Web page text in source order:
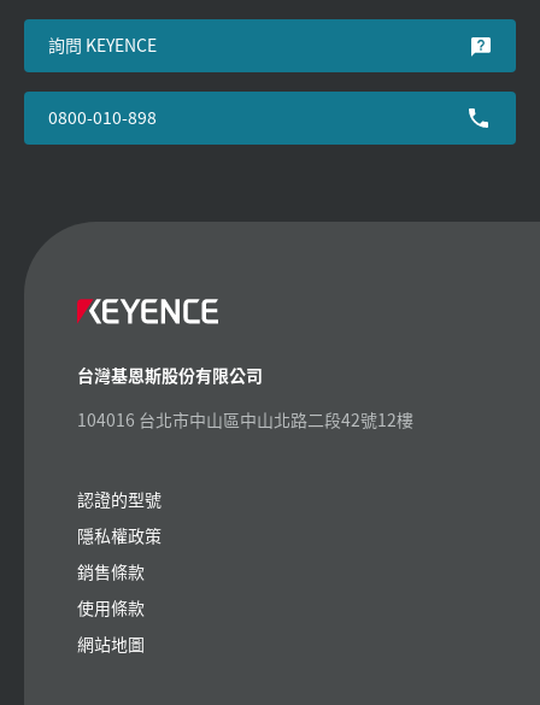
詢問 KEYENCE
0800-010-898
台灣基恩斯股份有限公司
104016 台北市中山區中山北路二段42號12樓
認證的型號
隱私權政策
銷售條款
使用條款
網站地圖